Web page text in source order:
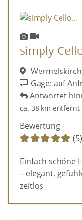
simply
Gage: auf
Antwortet
ca. 38 km entfernt
Bewertung:
(5)
Einfach schöne
– elegant,
zeitlos